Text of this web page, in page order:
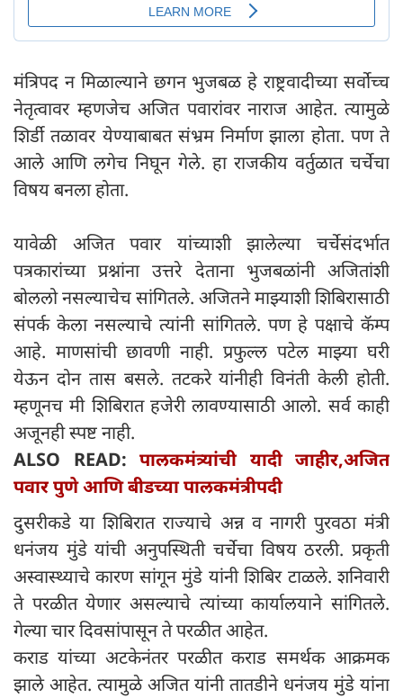
मंत्रिपद न मिळाल्याने छगन भुजबळ हे राष्ट्रवादीच्या सर्वोच्च
नेतृत्वावर म्हणजेच अजित पवारांवर नाराज आहेत. त्यामुळे
शिर्डी तळावर येण्याबाबत संभ्रम निर्माण झाला होता. पण ते
आले आणि लगेच निघून गेले. हा राजकीय वर्तुळात चर्चेचा
विषय बनला होता.
यावेळी अजित पवार यांच्याशी झालेल्या चर्चेसंदर्भात
पत्रकारांच्या प्रश्नांना उत्तरे देताना भुजबळांनी अजितांशी
बोललो नसल्याचेच सांगितले. अजितने माझ्याशी शिबिरासाठी
संपर्क केला नसल्याचे त्यांनी सांगितले. पण हे पक्षाचे कॅम्प
आहे. माणसांची छावणी नाही. प्रफुल्ल पटेल माझ्या घरी
येऊन दोन तास बसले. तटकरे यांनीही विनंती केली होती.
म्हणूनच मी शिबिरात हजेरी लावण्यासाठी आलो. सर्व काही
अजूनही स्पष्ट नाही.
ALSO READ: पालकमंत्र्यांची यादी जाहीर,अजित
पवार पुणे आणि बीडच्या पालकमंत्रीपदी
दुसरीकडे या शिबिरात राज्याचे अन्न व नागरी पुरवठा मंत्री
धनंजय मुंडे यांची अनुपस्थिती चर्चेचा विषय ठरली. प्रकृती
अस्वास्थ्याचे कारण सांगून मुंडे यांनी शिबिर टाळले. शनिवारी
ते परळीत येणार असल्याचे त्यांच्या कार्यालयाने सांगितले.
गेल्या चार दिवसांपासून ते परळीत आहेत.
कराड यांच्या अटकेनंतर परळीत कराड समर्थक आक्रमक
झाले आहेत. त्यामुळे अजित यांनी तातडीने धनंजय मुंडे यांना